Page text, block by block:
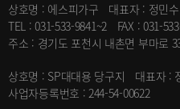
상호명 : 에스피가구 대표자 : 정민수
TEL : 031-533-9841~2
FAX : 031-
주소 : 경기도 포천시 내촌면 부마로
상호명 : SP대대용 당구지
대표자 :
사업자등록번호 : 244-54-00622